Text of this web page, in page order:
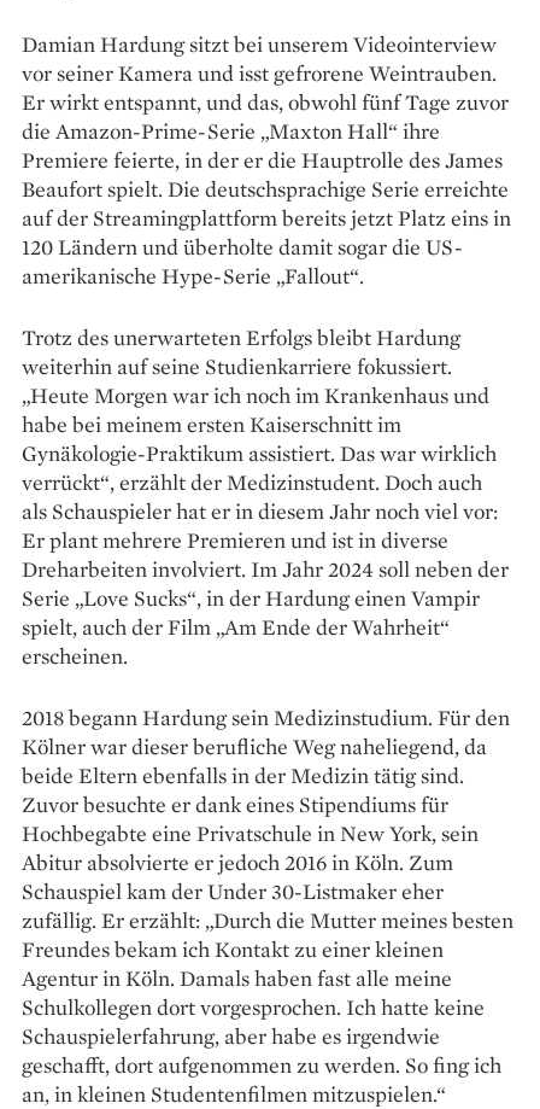
Damian Hardung sitzt bei ­unserem Videointerview
vor seiner Kamera und isst gefrorene Weintrauben.
Er wirkt entspannt, und das, obwohl fünf Tage zuvor
die Amazon-Prime-Serie „Maxton Hall“ ihre
Premiere feierte, in der er die Hauptrolle des James
Beaufort spielt. Die deutschsprachige Serie erreichte
auf der Streamingplattform bereits jetzt Platz eins in
120 Ländern und überholte damit sogar die US-
ameri­­kanische Hype-Serie „Fallout“.
Trotz des unerwarteten Erfolgs bleibt Hardung
weiterhin auf seine Studienkarriere fokussiert.
„Heute Morgen war ich noch im Krankenhaus und
habe bei meinem ersten Kaiserschnitt im
Gynäkologie-Praktikum assistiert. Das war ­wirklich
verrückt“, erzählt der Medizin­student. Doch auch
als ­Schauspieler hat er in diesem Jahr noch viel vor:
Er plant mehrere Premieren und ist in diverse
Dreharbeiten involviert. Im Jahr 2024 soll neben der
Serie „Love Sucks“, in der Hardung einen Vampir
spielt, auch der Film „Am Ende der Wahrheit“
erscheinen.
2018 begann Hardung sein Medizinstudium. Für den
Kölner war dieser berufliche Weg naheliegend, da
beide Eltern ebenfalls in der Medizin tätig sind.
Zuvor besuchte er dank eines Stipendiums für
Hochbegabte eine Privatschule in New York, sein
Abitur absolvierte er jedoch 2016 in Köln. Zum
Schauspiel kam der Under 30-Listmaker eher
zufällig. Er erzählt: „Durch die Mutter meines besten
Freundes bekam ich Kontakt zu einer kleinen
Agentur in Köln. Damals haben fast alle meine
Schulkollegen dort vorgesprochen. Ich hatte keine
Schauspielerfahrung, aber habe es irgendwie
geschafft, dort aufgenommen zu werden. So fing ich
an, in kleinen Studentenfilmen mitzuspielen.“